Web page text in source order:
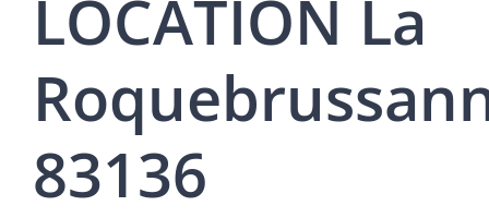
LOCATION La
83136